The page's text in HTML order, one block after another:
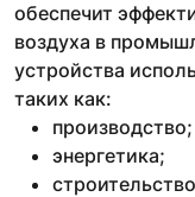
обеспечит
воздуха в
устройства
таких как:
производство;
энергетика;